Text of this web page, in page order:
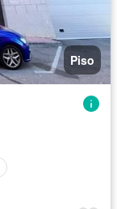
Piso